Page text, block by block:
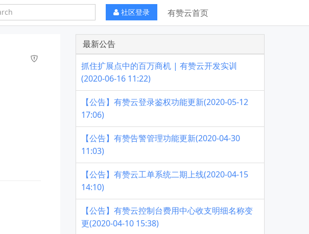
有赞云首页
社区登录
最新公告
抓住扩展点中的百万商机 | 有赞云开发实训
(2020-06-16 11:22)
【公告】有赞云登录鉴权功能更新(2020-05-12
17:06)
【公告】有赞告警管理功能更新(2020-04-30
11:03)
【公告】有赞云工单系统二期上线(2020-04-15
14:10)
【公告】有赞云控制台费用中心收支明细名称变
更(2020-04-10 15:38)